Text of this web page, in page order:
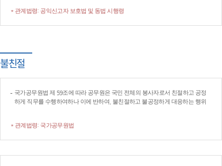
* 관계법령: 공익신고자 보호법 및 동법 시행령
불친절
국가공무원법 제 59조에 따라 공무원은 국민 전체의 봉사자로서 친절하고 공정
하게 직무를 수행하여하나 이에 반하여, 불친절하고 불공정하게 대응하는 행위
* 관계법령: 국가공무원법